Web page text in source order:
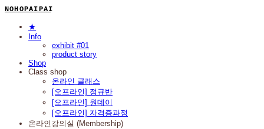
N O H O P A I P A I
★
Info
exhibit #01
product story
Shop
Class shop
온라인 클래스
[오프라인] 정규반
[오프라인] 원데이
[오프라인] 자격증과정
온라인강의실 (Membership)